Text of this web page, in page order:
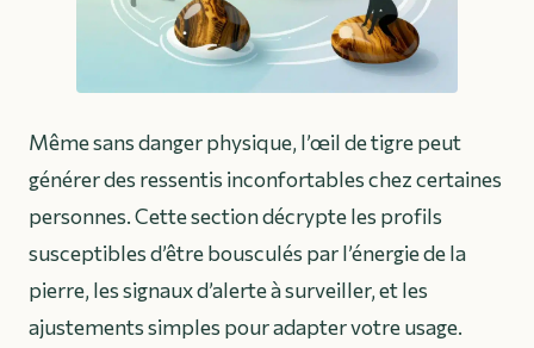
Même sans danger physique, l’œil de tigre peut
générer des ressentis inconfortables chez certaines
personnes. Cette section décrypte les profils
susceptibles d’être bousculés par l’énergie de la
pierre, les signaux d’alerte à surveiller, et les
ajustements simples pour adapter votre usage.